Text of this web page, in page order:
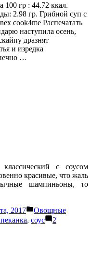
100 гр : 44.72 ккал.
2.98 гр. Грибной суп с
cook4me Распечатать
наступила осень,
дразнят
и изредка
…
с соусом
красивые, что жаль
шампиньоны, то
2017
Написано
в
Овощные
, соус
2